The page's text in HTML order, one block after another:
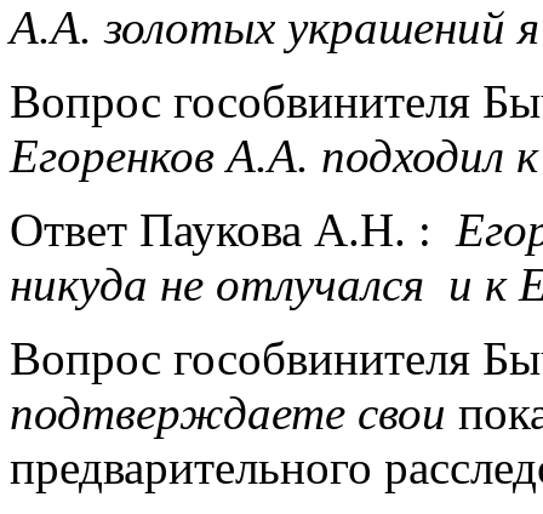
А.А. золотых украшений я
Вопрос гособвинителя
Егоренков А.А. подходил
Ответ Паукова А.Н. :
никуда не отлучался и к
Вопрос гособвинителя
подтверждаете свои
предварительного